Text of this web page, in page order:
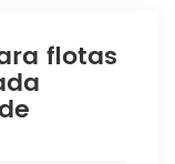
flotas